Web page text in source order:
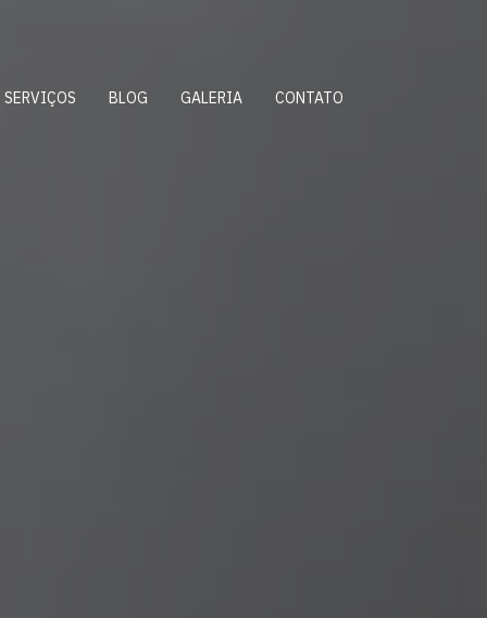
SERVIÇOS BLOG GALERIA CONTATO